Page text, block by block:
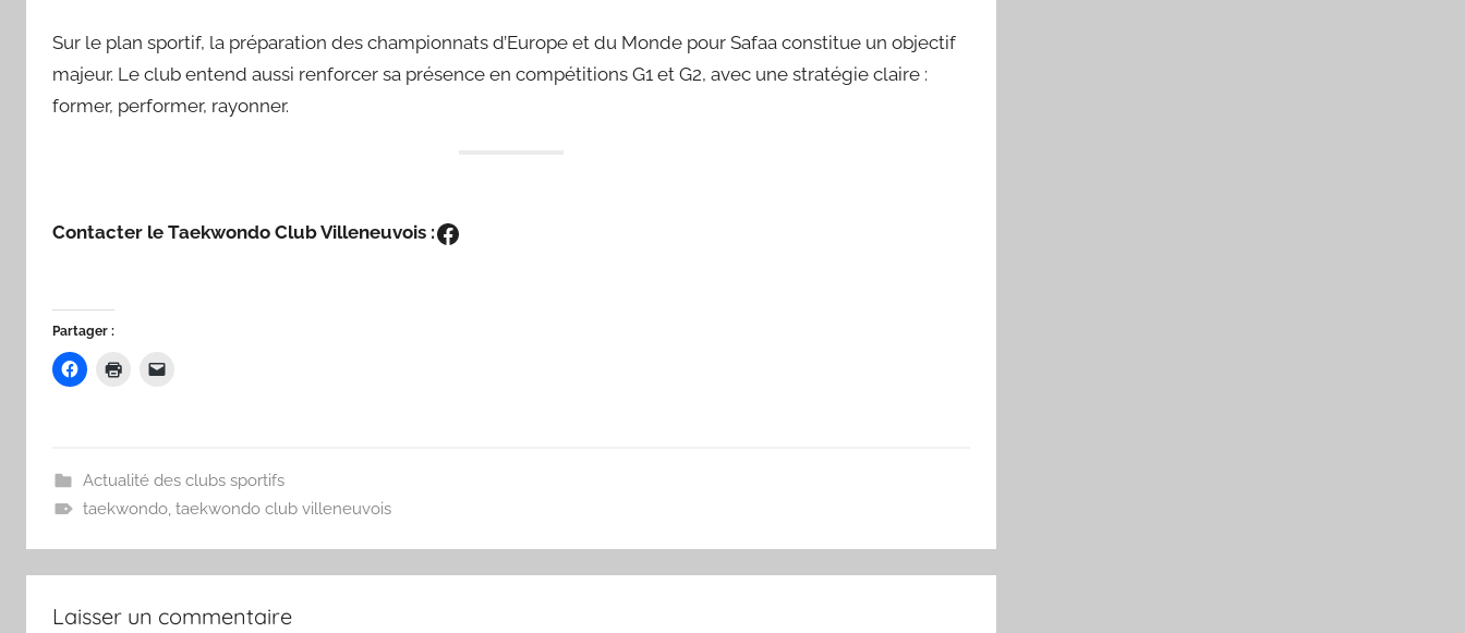
Sur le plan sportif, la préparation des championnats d’Europe et du Monde pour Safaa constitue un objectif
majeur. Le club entend aussi renforcer sa présence en compétitions G1 et G2, avec une stratégie claire :
former, performer, rayonner.
Contacter le Taekwondo Club Villeneuvois :Facebook
Partager :
Actualité des clubs sportifs
taekwondo, taekwondo club villeneuvois
Laisser un commentaire